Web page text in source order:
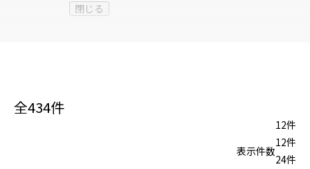
閉じる
全434件
表示件数
12件
12件
24件